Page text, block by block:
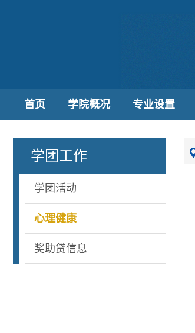
首页 学院概况 专业设置
学团工作
学团活动
心理健康
奖助贷信息